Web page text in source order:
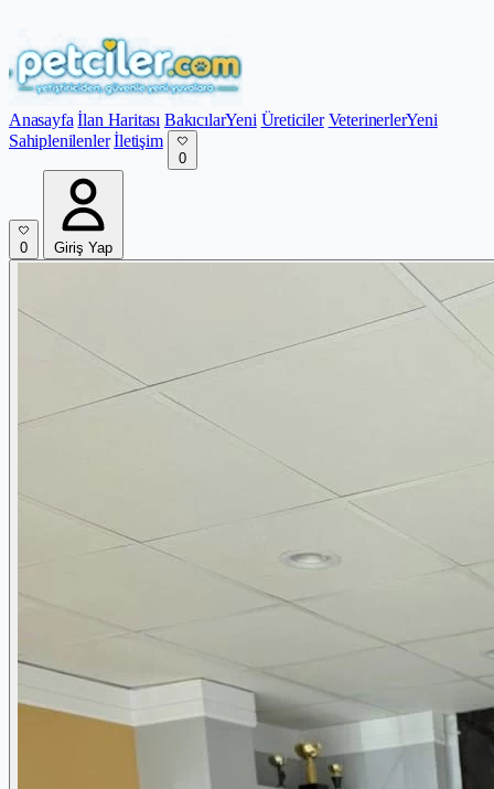
Anasayfa İlan Haritası BakıcılarYeni Üreticiler VeterinerlerYeni
Sahiplenilenler İletişim
0
0 Giriş Yap